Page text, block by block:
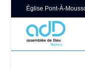
Église Pont-À-